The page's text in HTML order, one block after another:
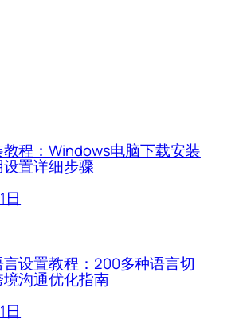
程：Windows电脑下载安装
置详细步骤
日
设置教程：200多种语言切
沟通优化指南
日